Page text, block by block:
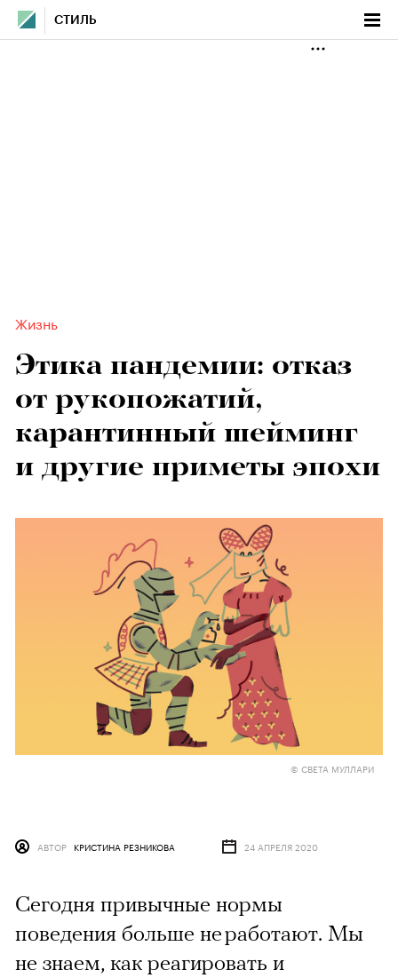
СТИЛЬ
Жизнь
Этика пандемии: отказ
от рукопожатий,
карантинный шейминг
и другие приметы эпохи
© СВЕТА МУЛЛАРИ
АВТОР КРИСТИНА РЕЗНИКОВА 24 АПРЕЛЯ 2020
Сегодня привычные нормы
поведения больше не работают. Мы
не знаем, как реагировать и